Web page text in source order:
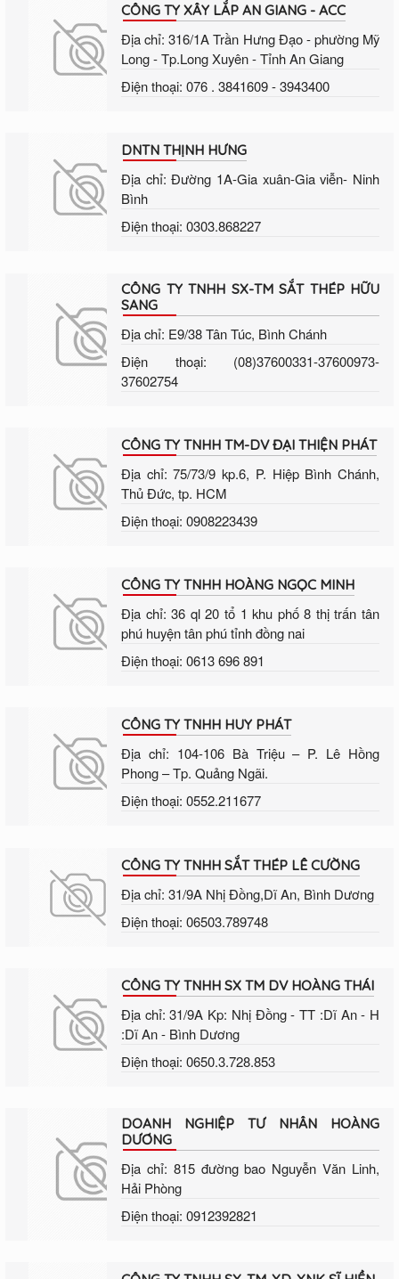
CÔNG TY XÂY LẮP AN GIANG - ACC
Địa chỉ: 316/1A Trần Hưng Đạo - phường Mỹ
Long - Tp.Long Xuyên - Tỉnh An Giang
Điện thoại: 076 . 3841609 - 3943400
DNTN THỊNH HƯNG
Địa chỉ: Đường 1A-Gia xuân-Gia viễn- Ninh
Bình
Điện thoại: 0303.868227
CÔNG TY TNHH SX-TM SẮT THÉP HỮU
SANG
Địa chỉ: E9/38 Tân Túc, Bình Chánh
Điện thoại: (08)37600331-37600973-
37602754
CÔNG TY TNHH TM-DV ĐẠI THIỆN PHÁT
Địa chỉ: 75/73/9 kp.6, P. Hiệp Bình Chánh,
Thủ Đức, tp. HCM
Điện thoại: 0908223439
CÔNG TY TNHH HOÀNG NGỌC MINH
Địa chỉ: 36 ql 20 tổ 1 khu phố 8 thị trấn tân
phú huyện tân phú tỉnh đồng nai
Điện thoại: 0613 696 891
CÔNG TY TNHH HUY PHÁT
Địa chỉ: 104-106 Bà Triệu – P. Lê Hồng
Phong – Tp. Quảng Ngãi.
Điện thoại: 0552.211677
CÔNG TY TNHH SẮT THÉP LÊ CƯỜNG
Địa chỉ: 31/9A Nhị Đồng,Dĩ An, Bình Dương
Điện thoại: 06503.789748
CÔNG TY TNHH SX TM DV HOÀNG THÁI
Địa chỉ: 31/9A Kp: Nhị Đồng - TT :Dĩ An - H
:Dĩ An - Bình Dương
Điện thoại: 0650.3.728.853
DOANH NGHIỆP TƯ NHÂN HOÀNG
DƯƠNG
Địa chỉ: 815 đường bao Nguyễn Văn Linh,
Hải Phòng
Điện thoại: 0912392821